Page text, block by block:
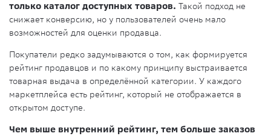
только каталог доступных товаров. Такой подход не
снижает конверсию, но у пользователей очень мало
возможностей для оценки продавца.
Покупатели редко задумываются о том, как формируется
рейтинг продавцов и по какому принципу выстраивается
товарная выдача в определённой категории. У каждого
маркетплейса есть рейтинг, который не отображается в
открытом доступе.
Чем выше внутренний рейтинг, тем больше заказов